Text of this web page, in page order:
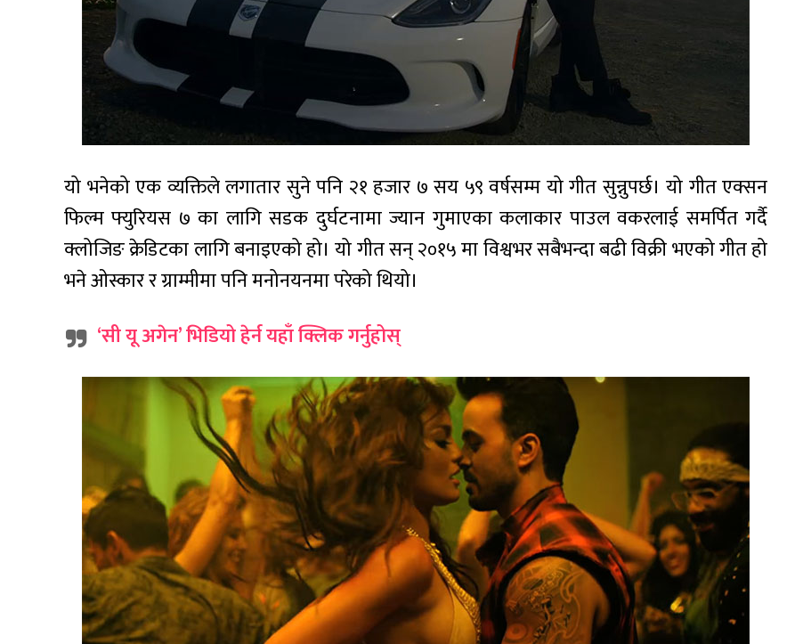
यो भनेको एक व्यक्तिले लगातार सुने पनि २१ हजार ७ सय ५९ वर्षसम्म यो गीत सुन्नुपर्छ। यो गीत एक्सन
फिल्म फ्युरियस ७ का लागि सडक दुर्घटनामा ज्यान गुमाएका कलाकार पाउल वकरलाई समर्पित गर्दै
क्लोजिङ क्रेडिटका लागि बनाइएको हो। यो गीत सन् २०१५ मा विश्वभर सबैभन्दा बढी विक्री भएको गीत हो
भने ओस्कार र ग्राम्मीमा पनि मनोनयनमा परेको थियो।
‘सी यू अगेन’ भिडियो हेर्न यहाँ क्लिक गर्नुहोस्